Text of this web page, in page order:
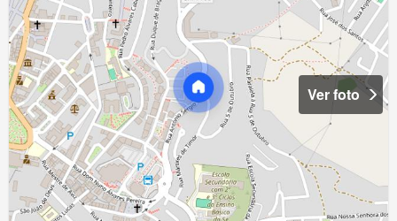
Ver foto